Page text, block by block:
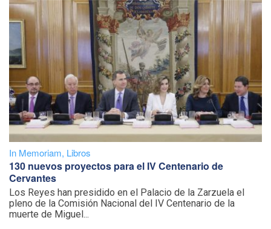
In Memoriam, Libros
130 nuevos proyectos para el IV Centenario de
Cervantes
Los Reyes han presidido en el Palacio de la Zarzuela el
pleno de la Comisión Nacional del IV Centenario de la
muerte de Miguel...